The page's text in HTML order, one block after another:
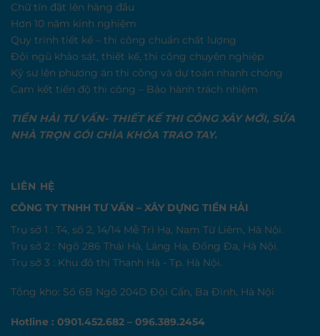
Chữ tín đặt lên hàng đầu
Hơn 10 năm kinh nghiệm
Quy trình tiết kế – thi công chuẩn chất lượng
Đội ngũ khảo sát, thiết kế, thi công chuyên nghiệp
Kỹ sư lên phương án thi công và dự toán nhanh chóng
Cam kết tiến độ thi công – Bảo hành trách nhiệm
TIỀN HẢI TƯ VẤN- THIẾT KẾ THI CÔNG XÂY MỚI, SỬA
NHÀ TRỌN GÓI CHÌA KHÓA TRAO TAY.
LIÊN HỆ
CÔNG TY TNHH TƯ VẤN – XÂY DỰNG TIỀN HẢI
Trụ sở 1 : T4, số 2, 14/14 Mễ Trì Hạ, Nam Từ Liêm, Hà Nội.
Trụ sở 2 : Ngõ 286 Thái Hà, Láng Hạ, Đống Đa, Hà Nội.
Trụ sở 3 : Khu đô thị Thanh Hà - Tp. Hà Nội.
Tổng kho: Số 6B Ngõ 204D Đội Cấn, Ba Đình, Hà Nội
Hotline : 0901.452.682 – 096.389.2454